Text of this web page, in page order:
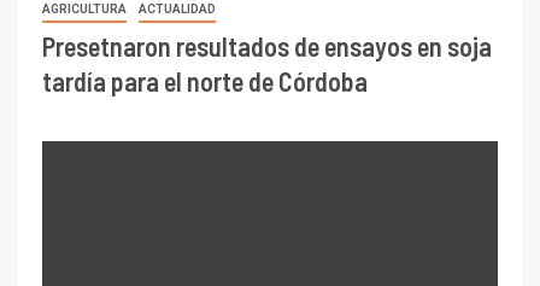
AGRICULTURA ACTUALIDAD
Presetnaron resultados de ensayos en soja
tardía para el norte de Córdoba